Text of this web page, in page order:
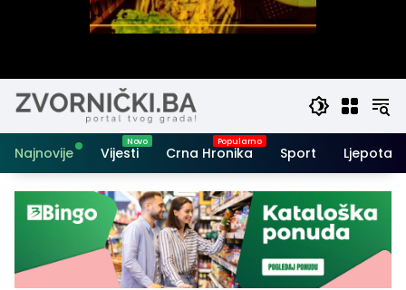
Najnovije Vijesti Crna Hronika Sport Ljepota i